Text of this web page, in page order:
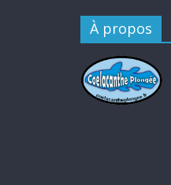
À propos